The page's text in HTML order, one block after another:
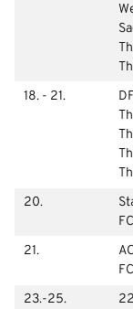
18. - 21.
20.
21.
23.-25.